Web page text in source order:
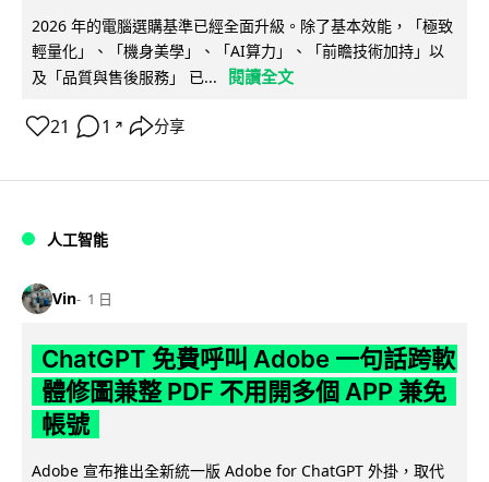
2026 年的電腦選購基準已經全面升級。除了基本效能，「極致
輕量化」、「機身美學」、「AI算力」、「前瞻技術加持」以
及「品質與售後服務」 已...
閱讀全文
21 1 ↗ 分享
人工智能
Vin 1 日
ChatGPT 免費呼叫 Adobe 一句話跨軟
體修圖兼整 PDF 不用開多個 APP 兼免
帳號
Adobe 宣布推出全新統一版 Adobe for ChatGPT 外掛，取代